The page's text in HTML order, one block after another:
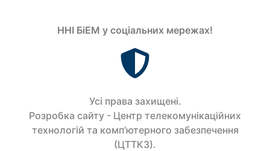
ННІ БіЕМ у соціальних мережах!
Усi права захищенi.
Розробка сайту - Центр телекомунікаційних
технологій та комп’ютерного забезпечення
(ЦТТКЗ).